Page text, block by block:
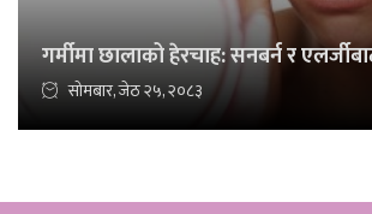
गर्मीमा छालाको हेरचाह: सनबर्न र
सोमबार, जेठ २५, २०८३